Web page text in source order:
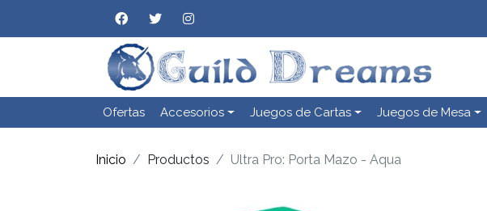
Ofertas Accesorios Juegos de Cartas Juegos de Mesa
Inicio Productos Ultra Pro: Porta Mazo - Aqua